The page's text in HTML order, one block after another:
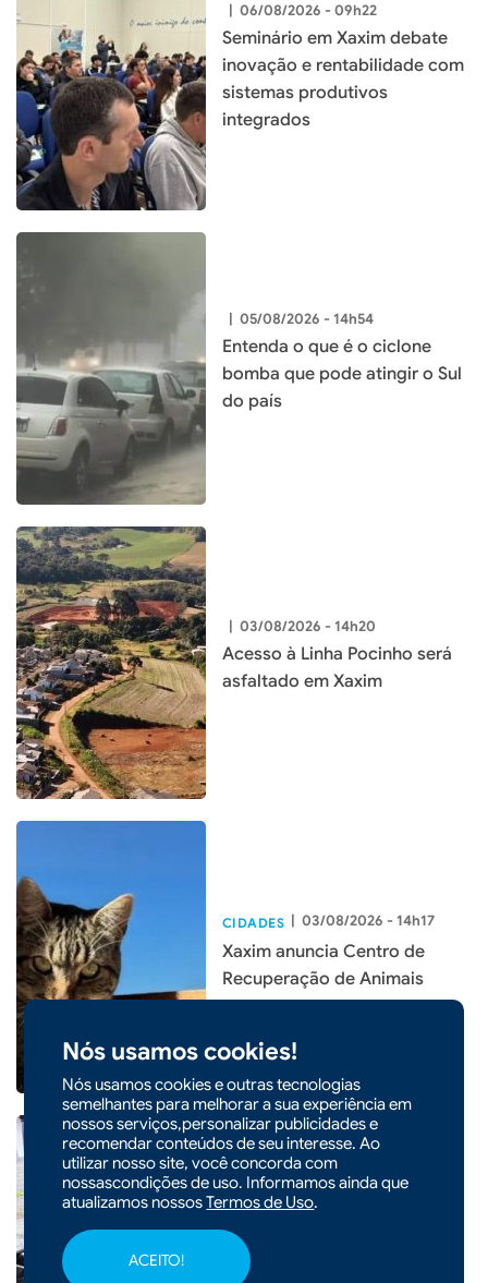
Nós usamos cookies!
Nós usamos cookies e outras tecnologias
semelhantes para melhorar a sua experiência em
nossos serviços,personalizar publicidades e
recomendar conteúdos de seu interesse. Ao
utilizar nosso site, você concorda com
nossascondições de uso. Informamos ainda que
atualizamos nossosTermos de Uso.
ACEITO!
06/08/2026 - 09h22
Seminário em Xaxim debate
inovação e rentabilidade com
sistemas produtivos
integrados
| 05/08/2026 - 14h54
Entenda o que é o ciclone
bomba que pode atingir o Sul
do país
03/08/2026 - 14h20
Acesso à Linha Pocinho será
asfaltado em Xaxim
CIDADES 03/08/2026 - 14h17
Xaxim anuncia Centro de
Recuperação de Animais
| 10/06/2026 - 23h23
Prefeitura de Xaxim promove
Dia D de coleta de resíduos e
reforça compromisso com o